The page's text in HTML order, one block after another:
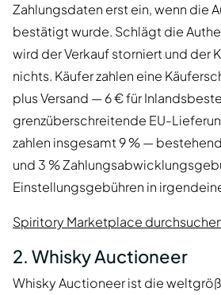
Zahlungsdaten erst ein, wenn die
bestätigt wurde. Schlägt die
wird der Verkauf storniert und der
nichts. Käufer zahlen eine
plus Versand — 6 € für
grenzüberschreitende EU-
zahlen insgesamt 9 % —
und 3 %
Einstellungsgebühren in
Spiritory Marketplace
2. Whisky Auctioneer
Whisky Auctioneer ist die